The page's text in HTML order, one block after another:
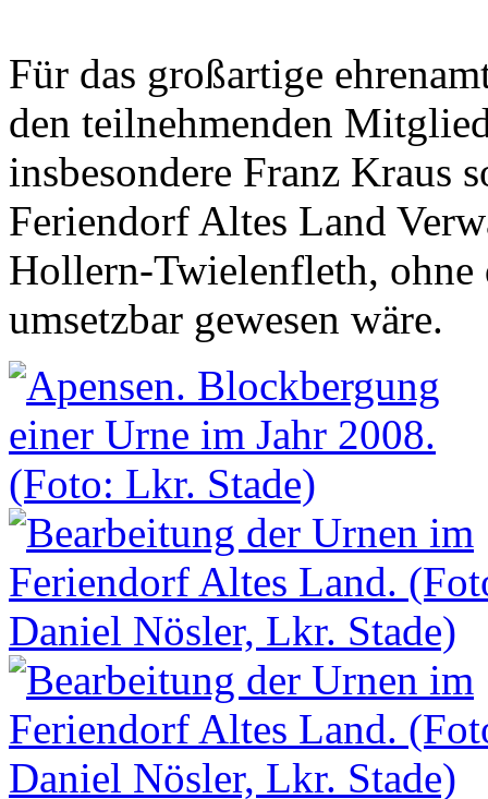
Für das großartige
den teilnehmenden
insbesondere Franz Kraus
Feriendorf Altes Land
Hollern-Twielenfleth, ohne
umsetzbar gewesen wäre.